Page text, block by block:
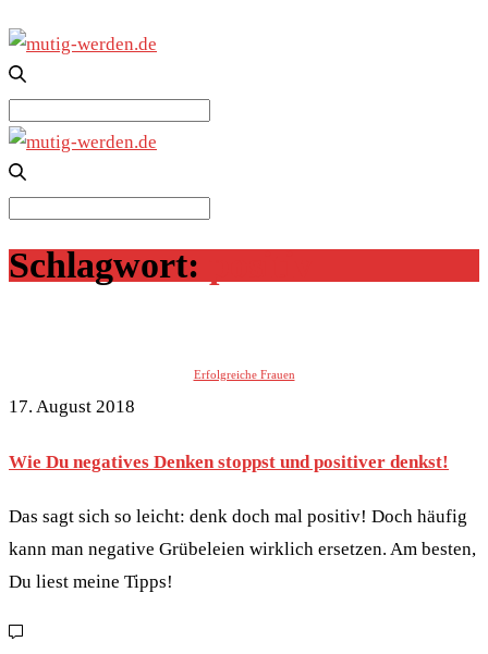
for:
Schlagwort:
Erfolgreiche Frauen
17. August 2018
Wie Du negatives Denken stoppst und positiver denkst!
Das sagt sich so leicht: denk doch mal positiv! Doch häufig
kann man negative Grübeleien wirklich ersetzen. Am besten,
Du liest meine Tipps!